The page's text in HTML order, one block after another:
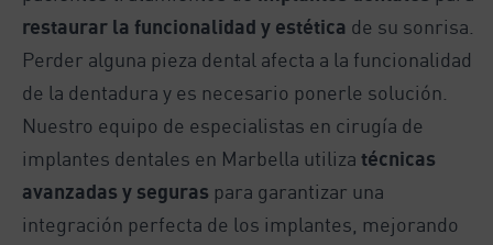
restaurar la funcionalidad y estética de su sonrisa.
Perder alguna pieza dental afecta a la funcionalidad
de la dentadura y es necesario ponerle solución.
Nuestro equipo de especialistas en cirugía de
implantes dentales en Marbella utiliza técnicas
avanzadas y seguras para garantizar una
integración perfecta de los implantes, mejorando